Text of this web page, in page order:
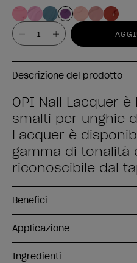
Valore
Descrizione del prodotto
OPI Nail Lacquer
smalti per unghie
Lacquer è
gamma di tonalità
riconoscibile dal
Benefici
Applicazione
Ingredienti